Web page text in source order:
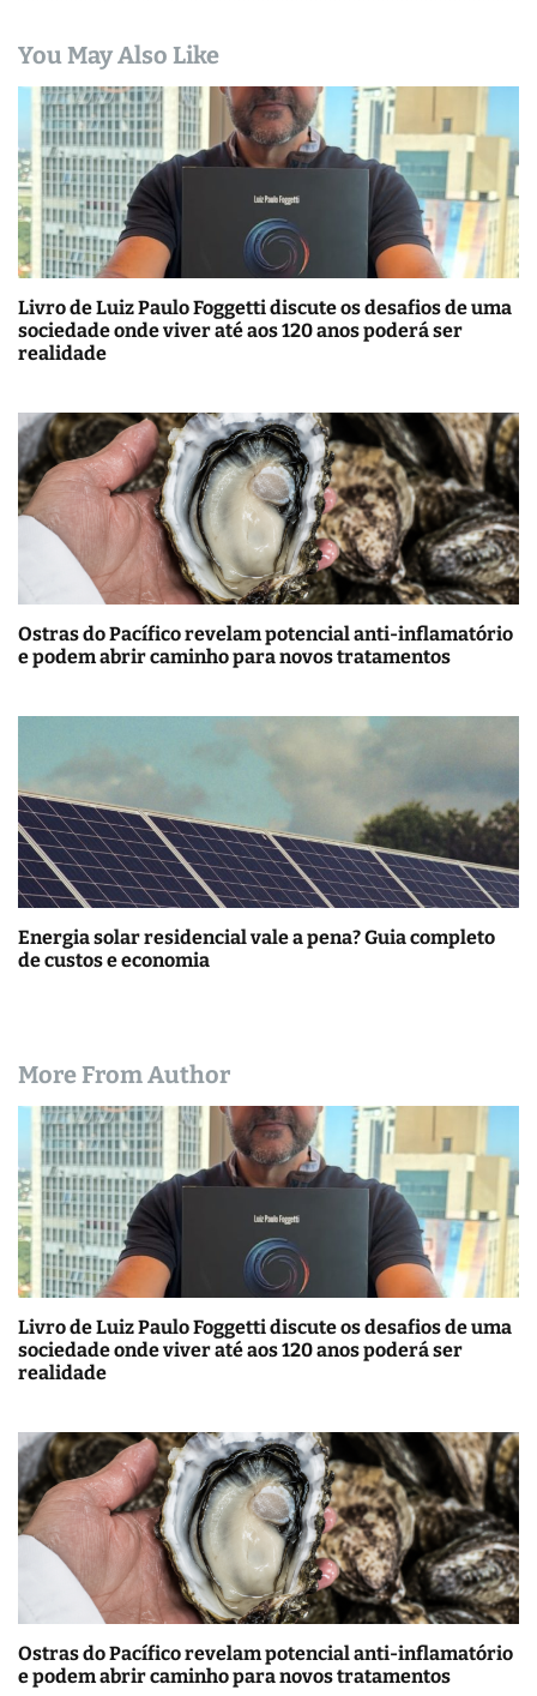
You May Also Like
Livro de Luiz Paulo Foggetti discute os desafios de uma
sociedade onde viver até aos 120 anos poderá ser
realidade
Ostras do Pacífico revelam potencial anti-inflamatório
e podem abrir caminho para novos tratamentos
Energia solar residencial vale a pena? Guia completo
de custos e economia
More From Author
Livro de Luiz Paulo Foggetti discute os desafios de uma
sociedade onde viver até aos 120 anos poderá ser
realidade
Ostras do Pacífico revelam potencial anti-inflamatório
e podem abrir caminho para novos tratamentos